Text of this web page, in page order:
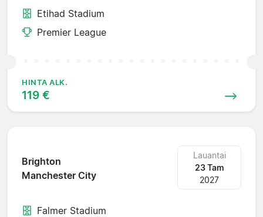
Etihad Stadium
Premier League
HINTA ALK.
119 €
Brighton
Manchester City
Lauantai
23 Tam
2027
Falmer Stadium